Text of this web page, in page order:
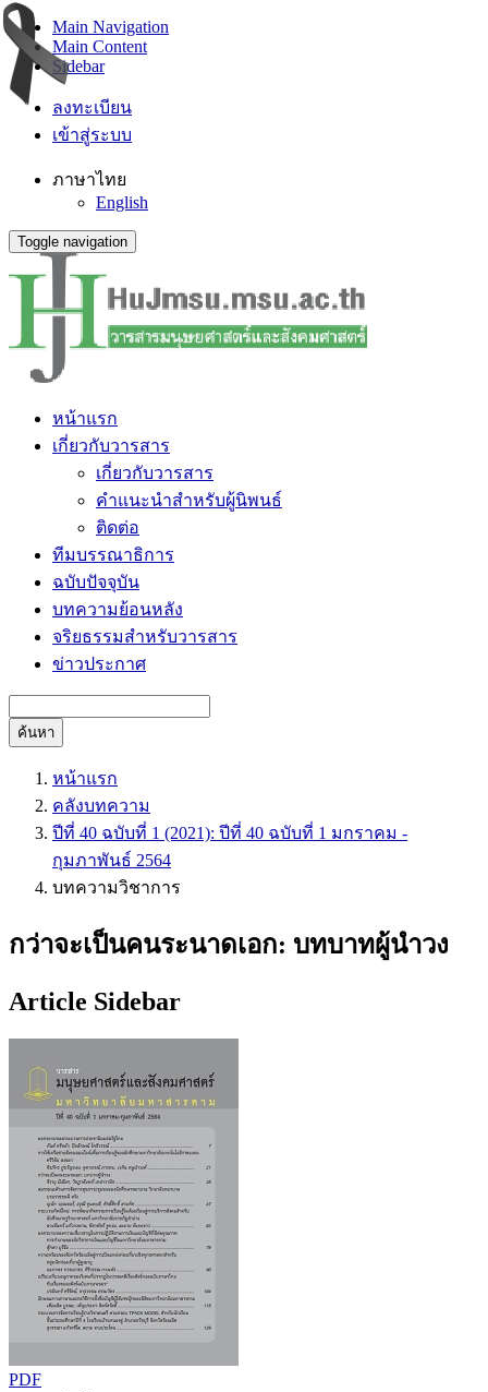
Main Navigation
Main Content
Sidebar
ลงทะเบียน
เข้าสู่ระบบ
ภาษาไทย
English
Toggle navigation
หน้าแรก
เกี่ยวกับวารสาร
เกี่ยวกับวารสาร
คำแนะนำสำหรับผู้นิพนธ์
ติดต่อ
ทีมบรรณาธิการ
ฉบับปัจจุบัน
บทความย้อนหลัง
จริยธรรมสำหรับวารสาร
ข่าวประกาศ
ค้นหา
หน้าแรก
คลังบทความ
ปีที่ 40 ฉบับที่ 1 (2021): ปีที่ 40 ฉบับที่ 1 มกราคม -
กุมภาพันธ์ 2564
บทความวิชาการ
กว่าจะเป็นคนระนาดเอก: บทบาทผู้นำวง
Article Sidebar
PDF